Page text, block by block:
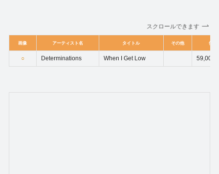
スクロールできます
画像 アーティスト名 タイトル その他 価格
○ Determinations When I Get Low 59,000